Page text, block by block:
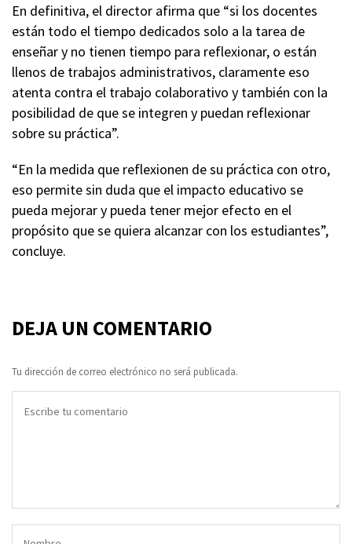
En definitiva, el director afirma que “si los docentes
están todo el tiempo dedicados solo a la tarea de
enseñar y no tienen tiempo para reflexionar, o están
llenos de trabajos administrativos, claramente eso
atenta contra el trabajo colaborativo y también con la
posibilidad de que se integren y puedan reflexionar
sobre su práctica”.
“En la medida que reflexionen de su práctica con otro,
eso permite sin duda que el impacto educativo se
pueda mejorar y pueda tener mejor efecto en el
propósito que se quiera alcanzar con los estudiantes”,
concluye.
DEJA UN COMENTARIO
Tu dirección de correo electrónico no será publicada.